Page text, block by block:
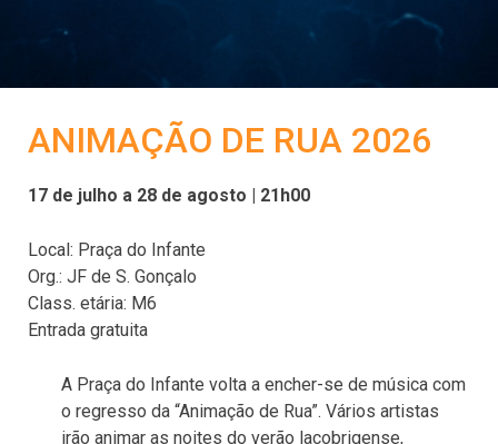
ANIMAÇÃO DE RUA 2026
17 de julho a 28 de agosto | 21h00
Local: Praça do Infante
Org.: JF de S. Gonçalo
Class. etária: M6
Entrada gratuita
A Praça do Infante volta a encher-se de música com
o regresso da “Animação de Rua”. Vários artistas
irão animar as noites do verão lacobrigense,